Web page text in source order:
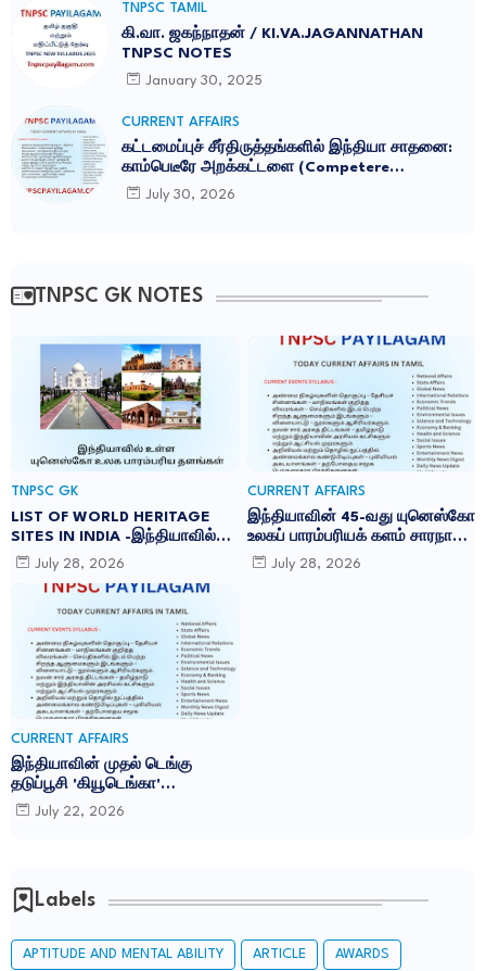
TNPSC TAMIL
கி.வா. ஜகந்நாதன் / KI.VA.JAGANNATHAN
TNPSC NOTES
January 30, 2025
CURRENT AFFAIRS
கட்டமைப்புச் சீர்திருத்தங்களில் இந்தியா சாதனை:
காம்பெடீரே அறக்கட்டளை (Competere
Foundation) வெளியிட்ட அறிக்கை
July 30, 2026
TNPSC GK NOTES
TNPSC GK
LIST OF WORLD HERITAGE
SITES IN INDIA -இந்தியாவில்
உள்ள 45 யுனெஸ்கோ உலக
பாரம்பரிய தளங்கள்:
July 28, 2026
CURRENT AFFAIRS
இந்தியாவின் 45-வது யுனெஸ்கோ
உலகப் பாரம்பரியக் களம் சாரநாத்:
TNPSC CURRENT AFFAIRS IN
TAMIL JULY 2026
July 28, 2026
CURRENT AFFAIRS
இந்தியாவின் முதல் டெங்கு
தடுப்பூசி 'கியூடெங்கா'
(Qdenga): TNPSC CURRENT
AFFAIRS IN TAMIL JULY 2026
July 22, 2026
Labels
APTITUDE AND MENTAL ABILITY ARTICLE AWARDS